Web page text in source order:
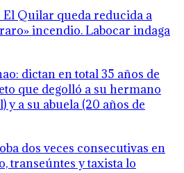
Quilar queda reducida a
incendio. Labocar indaga
dictan en total 35 años de
que degolló a su hermano
y a su abuela (20 años de
dos veces consecutivas en
transeúntes y taxista lo